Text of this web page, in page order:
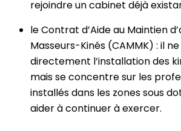
rejoindre un cabinet déjà
le Contrat d’Aide au Maintien
Masseurs-Kinés (CAMMK) : il
directement l’installation des
mais se concentre sur les
installés dans les zones sous
aider à continuer à exercer.